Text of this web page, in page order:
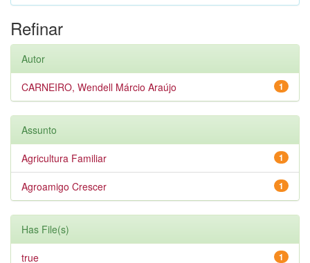
Refinar
Autor
1
CARNEIRO, Wendell Márcio Araújo
Assunto
1
Agricultura Familiar
1
Agroamigo Crescer
Has File(s)
1
true